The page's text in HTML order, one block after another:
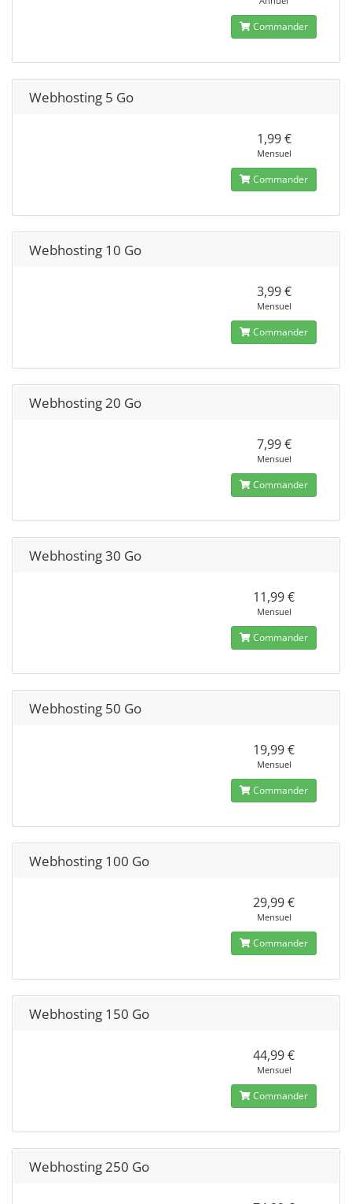
Commander
Webhosting 5 Go
1,99 €
Mensuel
Commander
Webhosting 10 Go
3,99 €
Mensuel
Commander
Webhosting 20 Go
7,99 €
Mensuel
Commander
Webhosting 30 Go
11,99 €
Mensuel
Commander
Webhosting 50 Go
19,99 €
Mensuel
Commander
Webhosting 100 Go
29,99 €
Mensuel
Commander
Webhosting 150 Go
44,99 €
Mensuel
Commander
Webhosting 250 Go